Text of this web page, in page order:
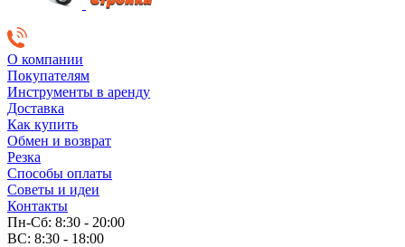
О компании
Покупателям
Инструменты в аренду
Доставка
Как купить
Обмен и возврат
Резка
Способы оплаты
Советы и идеи
Контакты
Пн-Сб: 8:30 - 20:00
ВС: 8:30 - 18:00